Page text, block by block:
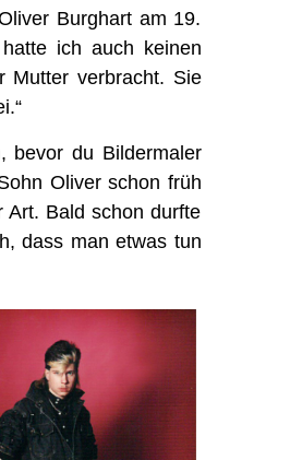
Burghart am 19.
ich auch keinen
Mutter verbracht. Sie
bevor du Bildermaler
Oliver schon früh
Art. Bald schon durfte
dass man etwas tun